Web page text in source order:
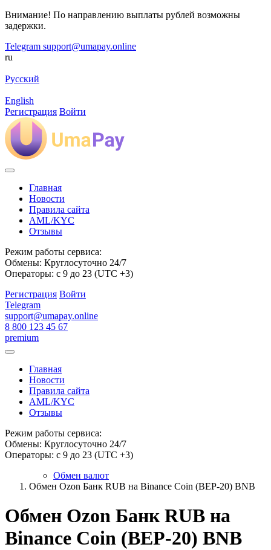
Внимание! По направлению выплаты рублей возможны
задержки.
Telegram support@umapay.online
ru
Русский
English
Регистрация Войти
Главная
Новости
Правила сайта
AML/KYC
Отзывы
Режим работы сервиса:
Обмены: Круглосуточно 24/7
Операторы: с 9 до 23 (UTC +3)
Регистрация Войти
Telegram
support@umapay.online
8 800 123 45 67
premium
Главная
Новости
Правила сайта
AML/KYC
Отзывы
Режим работы сервиса:
Обмены: Круглосуточно 24/7
Операторы: с 9 до 23 (UTC +3)
Обмен валют
Обмен Ozon Банк RUB на Binance Coin (BEP-20) BNB
Обмен Ozon Банк RUB на
Binance Coin (BEP-20) BNB